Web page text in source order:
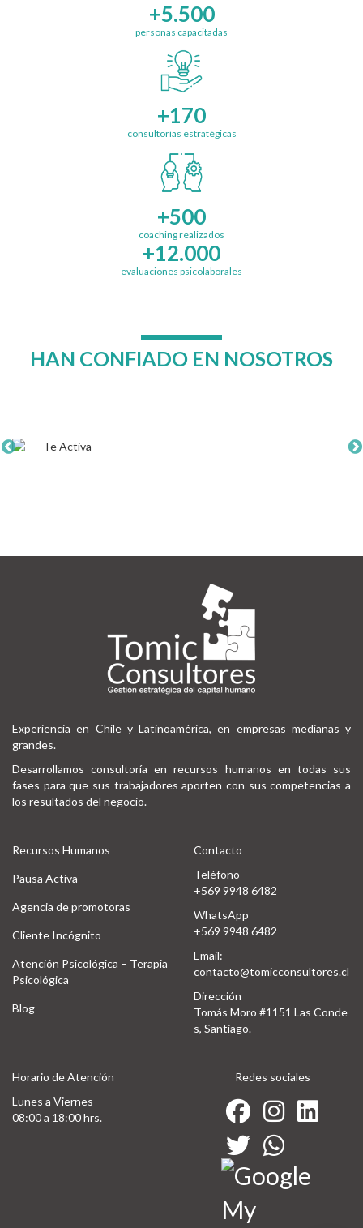
+5.500
personas capacitadas
+170
consultorías estratégicas
+500
coaching realizados
+12.000
evaluaciones psicolaborales
HAN CONFIADO EN NOSOTROS
Experiencia en Chile y Latinoamérica, en empresas medianas y
grandes.
Desarrollamos consultoría en recursos humanos en todas sus
fases para que sus trabajadores aporten con sus competencias a
los resultados del negocio.
Recursos Humanos
Pausa Activa
Agencia de promotoras
Cliente Incógnito
Atención Psicológica – Terapia
Psicológica
Blog
Contacto
Teléfono
+569 9948 6482
WhatsApp
+569 9948 6482
Email:
contacto@tomicconsultores.cl
Dirección
Tomás Moro #1151 Las Conde
s, Santiago.
Horario de Atención
Lunes a Viernes
08:00 a 18:00 hrs.
Redes sociales